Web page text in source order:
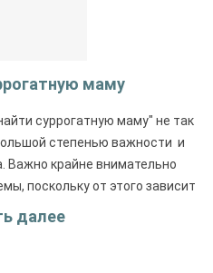
маму
суррогатную маму" не так
степенью важности и
Важно крайне внимательно
поскольку от этого зависит
и здоровье родителей и
ребенка.
далее